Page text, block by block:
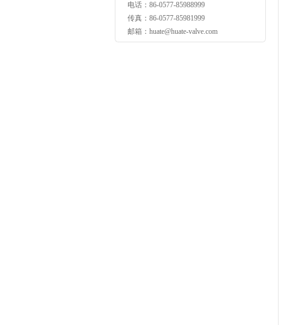
电话：86-0577-85988999
传真：86-0577-85981999
邮箱：huate@huate-valve.com